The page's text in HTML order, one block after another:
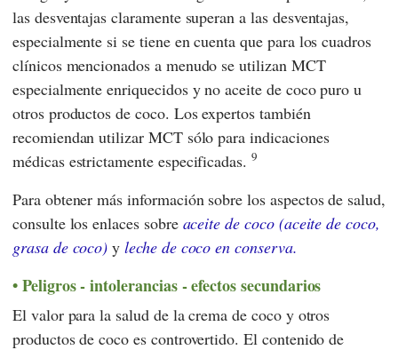
las desventajas claramente superan a las desventajas,
especialmente si se tiene en cuenta que para los cuadros
clínicos mencionados a menudo se utilizan MCT
especialmente enriquecidos y no aceite de coco puro u
otros productos de coco. Los expertos también
recomiendan utilizar MCT sólo para indicaciones
médicas estrictamente especificadas.9
Para obtener más información sobre los aspectos de salud,
consulte los enlaces sobre aceite de coco (aceite de coco,
grasa de coco) yleche de coco en conserva.
Peligros - intolerancias - efectos secundarios
El valor para la salud de la crema de coco y otros
productos de coco es controvertido. El contenido de